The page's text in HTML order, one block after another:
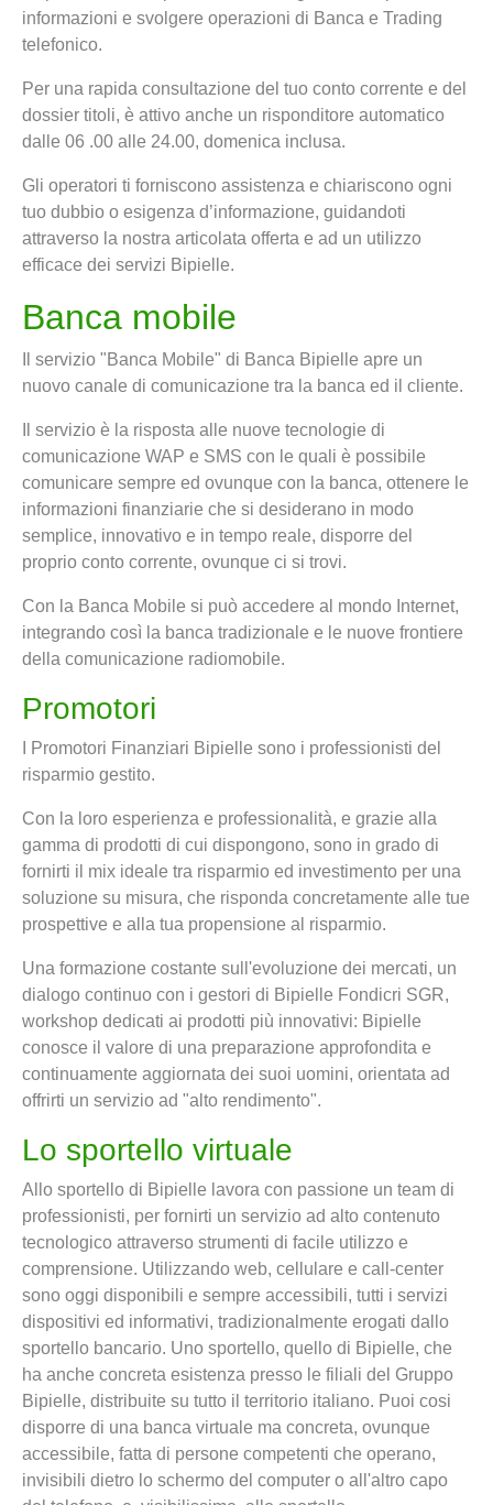
informazioni e svolgere operazioni di Banca e Trading
telefonico.
Per una rapida consultazione del tuo conto corrente e del
dossier titoli, è attivo anche un risponditore automatico
dalle 06 .00 alle 24.00, domenica inclusa.
Gli operatori ti forniscono assistenza e chiariscono ogni
tuo dubbio o esigenza d’informazione, guidandoti
attraverso la nostra articolata offerta e ad un utilizzo
efficace dei servizi Bipielle.
Banca mobile
Il servizio "Banca Mobile" di Banca Bipielle apre un
nuovo canale di comunicazione tra la banca ed il cliente.
Il servizio è la risposta alle nuove tecnologie di
comunicazione WAP e SMS con le quali è possibile
comunicare sempre ed ovunque con la banca, ottenere le
informazioni finanziarie che si desiderano in modo
semplice, innovativo e in tempo reale, disporre del
proprio conto corrente, ovunque ci si trovi.
Con la Banca Mobile si può accedere al mondo Internet,
integrando così la banca tradizionale e le nuove frontiere
della comunicazione radiomobile.
Promotori
I Promotori Finanziari Bipielle sono i professionisti del
risparmio gestito.
Con la loro esperienza e professionalità, e grazie alla
gamma di prodotti di cui dispongono, sono in grado di
fornirti il mix ideale tra risparmio ed investimento per una
soluzione su misura, che risponda concretamente alle tue
prospettive e alla tua propensione al risparmio.
Una formazione costante sull'evoluzione dei mercati, un
dialogo continuo con i gestori di Bipielle Fondicri SGR,
workshop dedicati ai prodotti più innovativi: Bipielle
conosce il valore di una preparazione approfondita e
continuamente aggiornata dei suoi uomini, orientata ad
offrirti un servizio ad "alto rendimento".
Lo sportello virtuale
Allo sportello di Bipielle lavora con passione un team di
professionisti, per fornirti un servizio ad alto contenuto
tecnologico attraverso strumenti di facile utilizzo e
comprensione. Utilizzando web, cellulare e call-center
sono oggi disponibili e sempre accessibili, tutti i servizi
dispositivi ed informativi, tradizionalmente erogati dallo
sportello bancario. Uno sportello, quello di Bipielle, che
ha anche concreta esistenza presso le filiali del Gruppo
Bipielle, distribuite su tutto il territorio italiano. Puoi cosi
disporre di una banca virtuale ma concreta, ovunque
accessibile, fatta di persone competenti che operano,
invisibili dietro lo schermo del computer o all'altro capo